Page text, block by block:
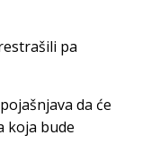
pa
da će
koja bude